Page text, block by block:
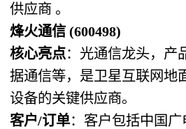
供应商 。
烽火通信 (600498)
核心亮点：光通信龙头，产
据通信等，是卫星互联网地
设备的关键供应商。
客户/订单：客户包括中国